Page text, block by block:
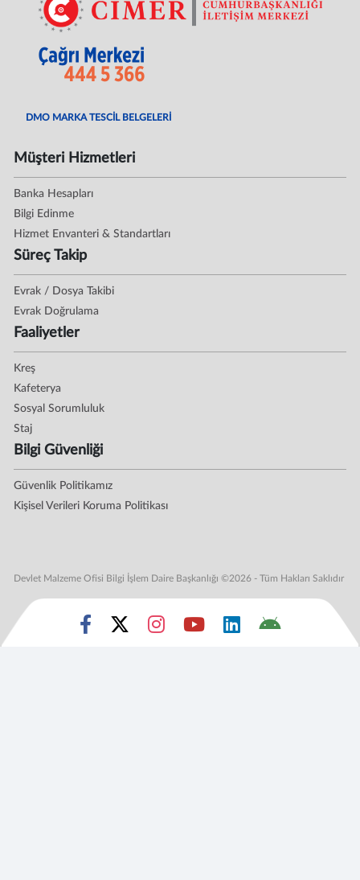
DMO MARKA TESCİL BELGELERİ
Müşteri Hizmetleri
Banka Hesapları
Bilgi Edinme
Hizmet Envanteri & Standartları
Süreç Takip
Evrak / Dosya Takibi
Evrak Doğrulama
Faaliyetler
Kreş
Kafeterya
Sosyal Sorumluluk
Staj
Bilgi Güvenliği
Güvenlik Politikamız
Kişisel Verileri Koruma Politikası
Devlet Malzeme Ofisi Bilgi İşlem Daire Başkanlığı ©2026 - Tüm Hakları Saklıdır